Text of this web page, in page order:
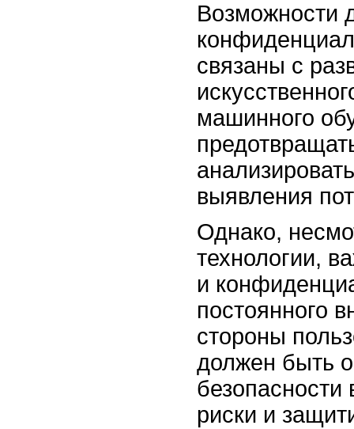
Возможности
связаны с
машинного
выявления
Однако,
технологии,
и
постоянного
стороны
должен быть
безопасности
риски и